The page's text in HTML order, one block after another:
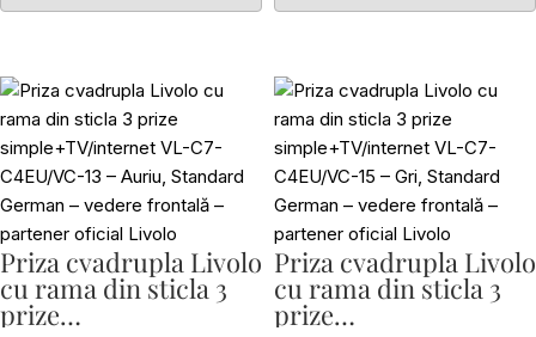
Priza cvadrupla Livolo
cu rama din sticla 3
prize
Priza cvadrupla Livolo
cu rama din sticla 3
prize